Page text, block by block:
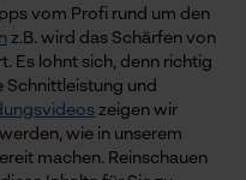
vom Profi rund um den
z.B. wird das Schärfen von
Es lohnt sich, denn richtig
Schnittleistung und
zeigen wir
wie in unserem
machen. Reinschauen
zur